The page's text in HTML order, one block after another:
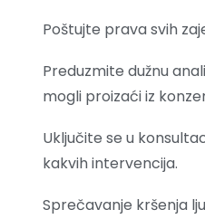
Poštujte prava svih
Preduzmite dužnu
mogli proizaći iz
Uključite se u
kakvih intervencija.
Sprečavanje kršenja